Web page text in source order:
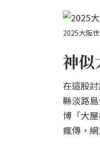
2025大阪
神似
在這股
縣淡路
博「大
瘋傳，